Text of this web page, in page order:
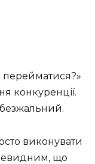
перейматися?»
конкуренції.
виконувати
що